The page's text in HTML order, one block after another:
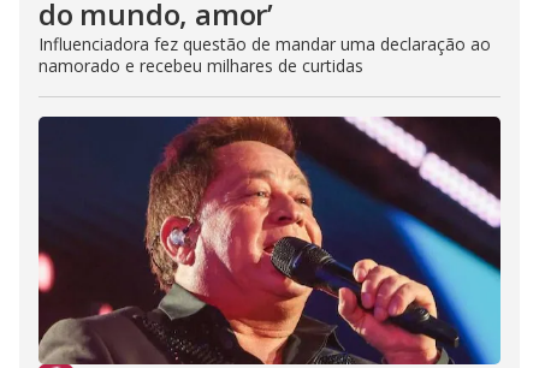
do mundo, amor’
Influenciadora fez questão de mandar uma declaração ao
namorado e recebeu milhares de curtidas